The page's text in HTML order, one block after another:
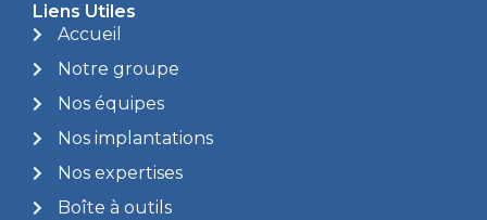
Liens Utiles
Accueil
Notre groupe
Nos équipes
Nos implantations
Nos expertises
Boîte à outils